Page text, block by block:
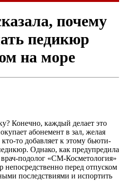
почему
педикюр
на море
Конечно, каждый делает это
абонемент в зал, желая
то добавляет к этому бьюти-
Однако, как предупредила
врач-подолог «СМ-Косметология»
перед отпуском
последствиями и испортить